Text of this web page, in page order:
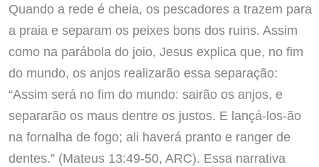
Quando a rede é cheia, os pescadores a trazem para
a praia e separam os peixes bons dos ruins. Assim
como na parábola do joio, Jesus explica que, no fim
do mundo, os anjos realizarão essa separação:
“Assim será no fim do mundo: sairão os anjos, e
separarão os maus dentre os justos. E lançá-los-ão
na fornalha de fogo; ali haverá pranto e ranger de
dentes.” (Mateus 13:49-50, ARC). Essa narrativa